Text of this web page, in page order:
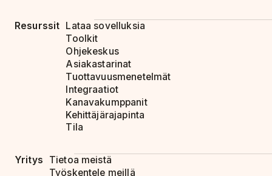
Resurssit Lataa sovelluksia
Toolkit
Ohjekeskus
Asiakastarinat
Tuottavuusmenetelmät
Integraatiot
Kanavakumppanit
Kehittäjärajapinta
Tila
Yritys
Tietoa meistä
Työskentele meillä